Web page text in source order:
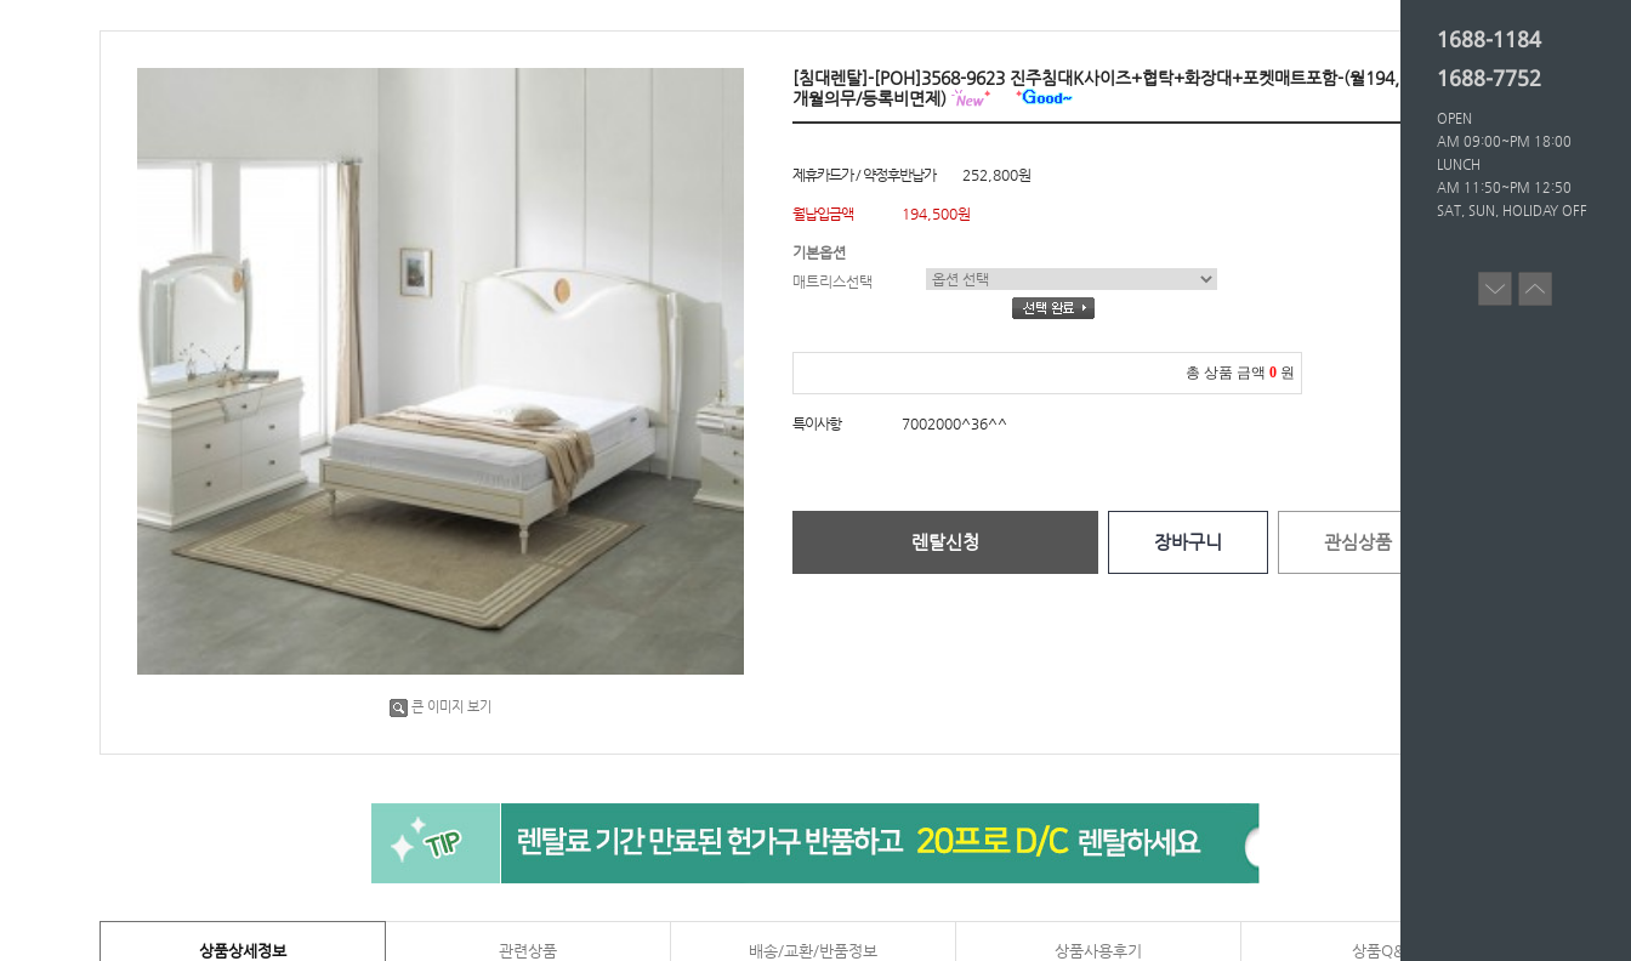
큰 이미지 보기
[침대렌탈]-[POH]3568-9623 진주침대K사이즈+협탁+화장대+포켓매트포함-(월194,500*36
개월의무/등록비면제)
제휴카드가 / 약정후반납가 252,800원
월납입금액 194,500원
기본옵션
매트리스선택
총 상품 금액 0 원
특이사항 7002000^36^^
렌탈신청 장바구니 관심상품
상품상세정보 관련상품 배송/교환/반품정보 상품사용후기 상품Q&A
1688-1184
1688-7752
OPEN
AM 09:00~PM 18:00
LUNCH
AM 11:50~PM 12:50
SAT, SUN, HOLIDAY OFF